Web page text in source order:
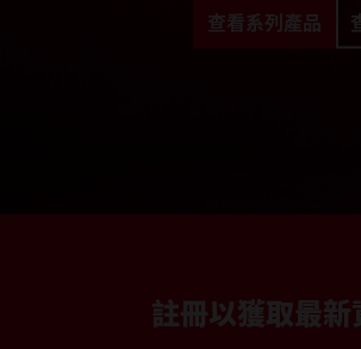
查看系列產品
註冊以獲取最新